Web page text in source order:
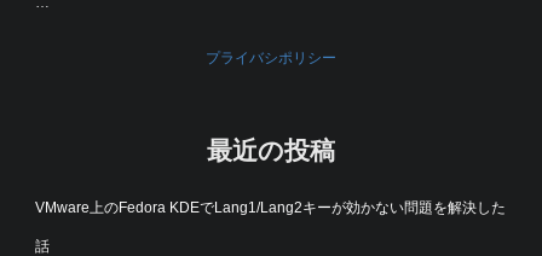
プライバシポリシー
最近の投稿
VMware上のFedora KDEでLang1/Lang2キーが効かない問題を解決した
話